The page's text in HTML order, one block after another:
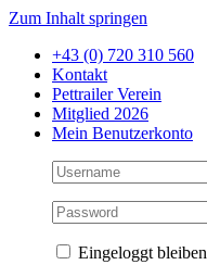
Zum Inhalt springen
+43 (0) 720 310 560
Kontakt
Pettrailer Verein
Mitglied 2026
Mein Benutzerkonto
Eingeloggt bleiben